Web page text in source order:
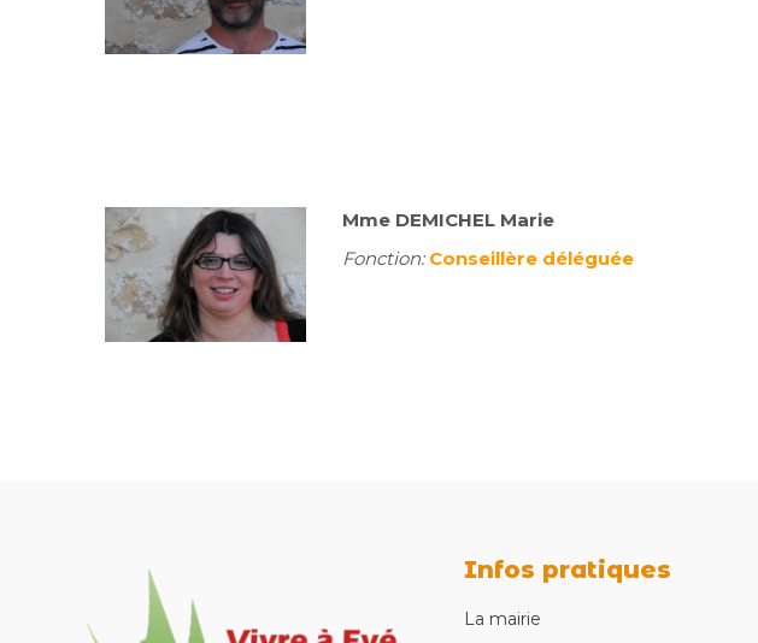
Mme DEMICHEL Marie
Fonction: Conseillère déléguée
Infos pratiques
La mairie